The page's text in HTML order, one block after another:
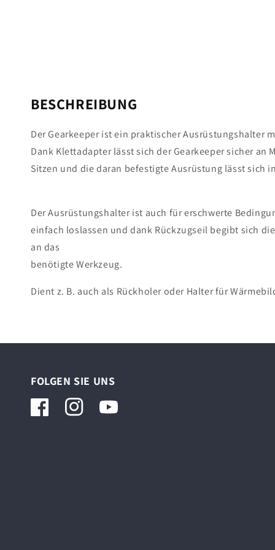
BESCHREIBUNG
Der Gearkeeper ist ein praktischer Ausrüstungshalter
Dank Klettadapter lässt sich der Gearkeeper sicher
Sitzen und die daran befestigte Ausrüstung lässt sich
Der Ausrüstungshalter ist auch für erschwerte
einfach loslassen und dank Rückzugseil begibt sich
an das
benötigte Werkzeug.
Dient z. B. auch als Rückholer oder Halter für
FOLGEN SIE UNS
FacebookInstagramYouTube